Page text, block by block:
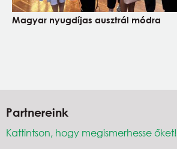
Magyar nyugdíjas ausztrál módra
Partnereink
Kattintson, hogy megismerhesse őket!